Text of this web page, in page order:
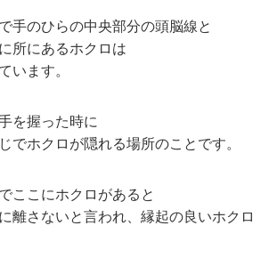
手のひらの中央部分の頭脳線と
所にあるホクロは
います。
を握った時に
でホクロが隠れる場所のことです。
ここにホクロがあると
離さないと言われ、縁起の良いホクロ